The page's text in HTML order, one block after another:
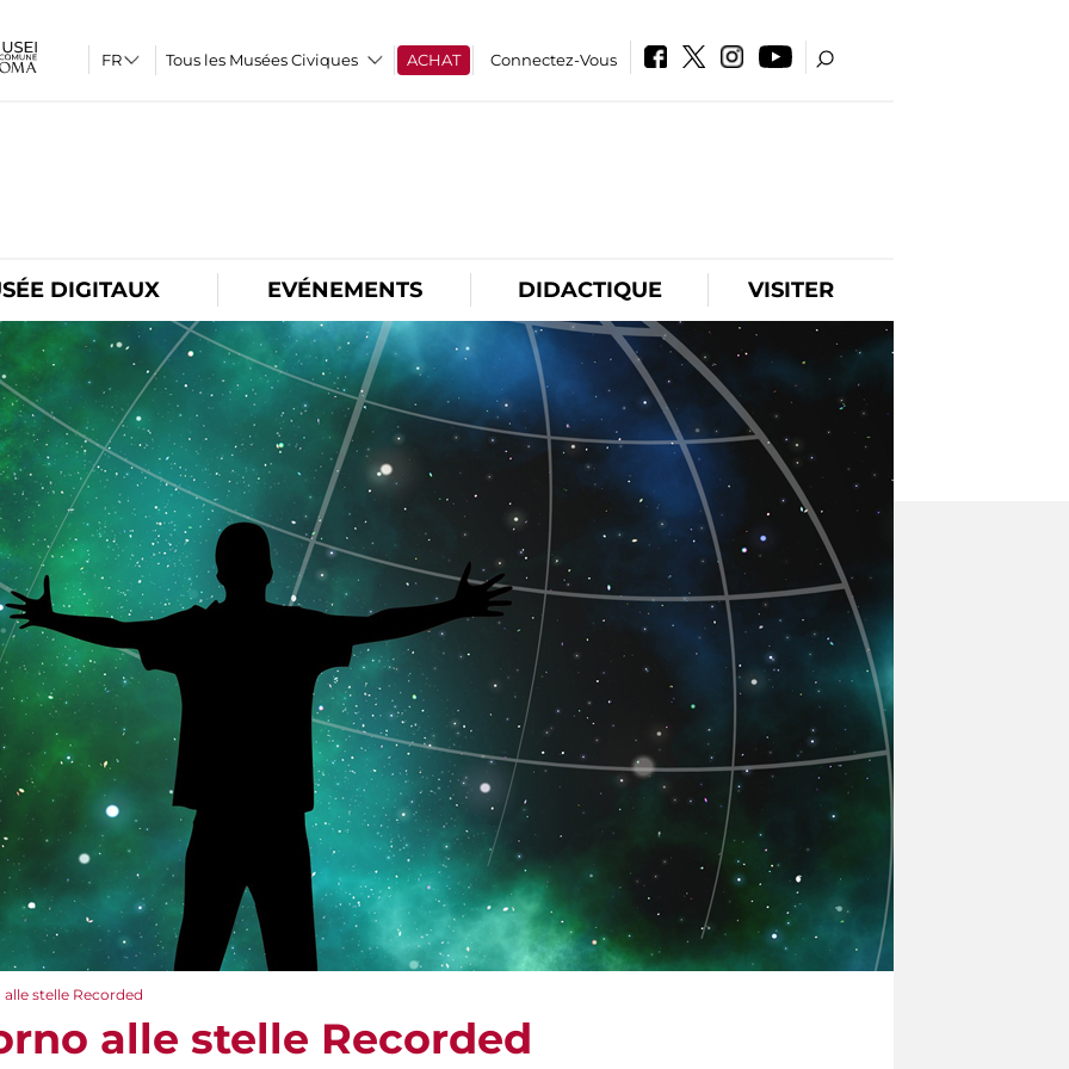
Tous les Musées Civiques ACHAT Connectez-Vous
DIGITAUX EVÉNEMENTS DIDACTIQUE VISITER
stelle Recorded
alle stelle Recorded